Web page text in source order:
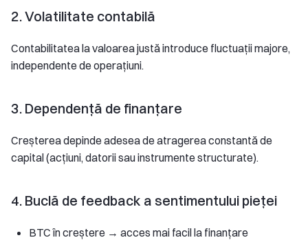
2. Volatilitate contabilă
Contabilitatea la valoarea justă introduce fluctuații majore,
independente de operațiuni.
3. Dependență de finanțare
Creșterea depinde adesea de atragerea constantă de
capital (acțiuni, datorii sau instrumente structurate).
4. Buclă de feedback a sentimentului pieței
BTC în creștere → acces mai facil la finanțare